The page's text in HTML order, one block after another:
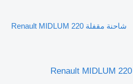
شاحنة مقفلة Renault MIDLUM 220
Renault MIDLUM